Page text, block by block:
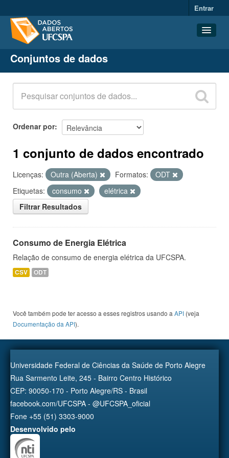
Entrar
Conjuntos de dados
Organizações
Grupos
Sobre
Conjuntos de dados
Ordenar por
1 conjunto de dados encontrado
Licenças: Outra (Aberta) Formatos:
ODT
Etiquetas:
consumo
elétrica
Filtrar Resultados
Consumo de Energia Elétrica
Relação de consumo de energia elétrica da UFCSPA.
CSV ODT
Você também pode ter acesso a esses registros usando a API (veja
Documentação da API).
Universidade Federal de Ciências da Saúde de Porto Alegre
Rua Sarmento Leite, 245 - Bairro Centro Histórico
CEP: 90050-170 - Porto Alegre/RS - Brasil
facebook.com/UFCSPA - @UFCSPA_oficial
Fone +55 (51) 3303-9000
Desenvolvido pelo